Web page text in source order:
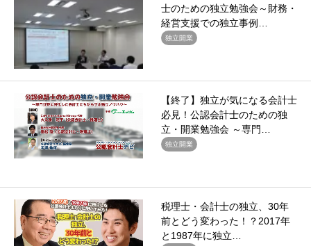
士のための独立勉強会～財務・
経営支援での独立事例…
独立開業
【終了】独立が気になる会計士
必見！公認会計士のための独
立・開業勉強会 ～専門…
独立開業
税理士・会計士の独立、30年
前とどう変わった！？2017年
と1987年に独立…